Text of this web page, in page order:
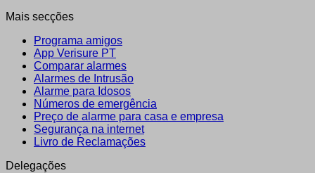
Mais secções
Programa amigos
App Verisure PT
Comparar alarmes
Alarmes de Intrusão
Alarme para Idosos
Números de emergência
Preço de alarme para casa e empresa
Segurança na internet
Livro de Reclamações
Delegações